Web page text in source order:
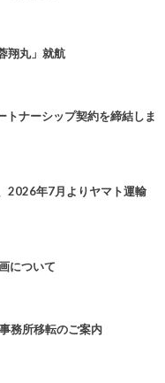
翔丸」就航
トナーシップ契約を締結しま
2026年7月よりヤマト運輸
について
務所移転のご案内